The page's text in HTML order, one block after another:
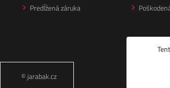
Predĺžená záruka
© jarabak.cz